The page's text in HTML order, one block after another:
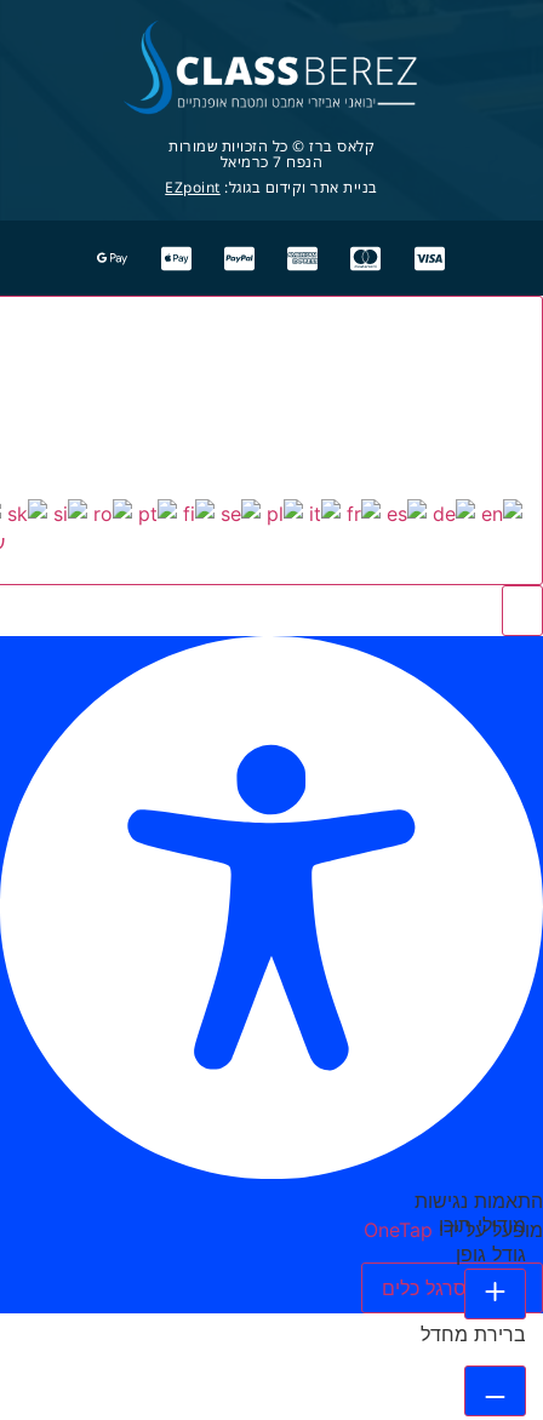
קלאס ברז © כל הזכויות שמורות
הנפח 7 כרמיאל
בניית אתר וקידום בגוגל: EZpoint
התאמות נגישות
מופעל על ידי OneTap
הסתר סרגל כלים
מודולי תוכן
גודל גופן
ברירת מחדל